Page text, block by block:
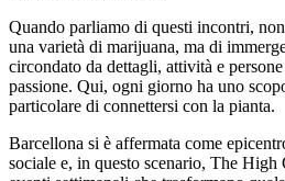
Quando parliamo di questi incontri,
una varietà di marijuana, ma di
circondato da dettagli, attività e
passione. Qui, ogni giorno ha uno
particolare di connettersi con la pianta.
Barcellona si è affermata come
sociale e, in questo scenario, The High